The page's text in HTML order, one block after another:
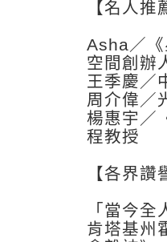
【名人推
Asha／
空間創辦
王季慶／
周介偉／
楊惠宇／
程教授
【各界讚
「當今
肯塔基州